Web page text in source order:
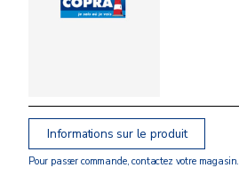
Informations sur le produit
Pour passer commande, contactez votre magasin.